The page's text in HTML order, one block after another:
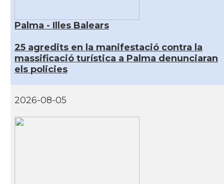
Palma - Illes Balears
25 agredits en la manifestació contra la
massificació turística a Palma denunciaran
els policies
2026-08-05